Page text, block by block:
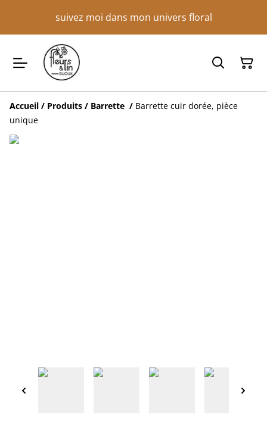
suivez moi dans mon univers floral
Accueil / Produits / Barrette / Barrette cuir dorée, pièce
unique